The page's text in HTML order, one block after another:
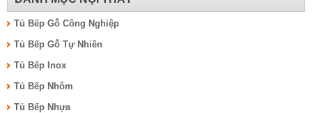
Tủ Bếp Gỗ Công Nghiệp
Tủ Bếp Gỗ Tự Nhiên
Tủ Bếp Inox
Tủ Bếp Nhôm
Tủ Bếp Nhựa